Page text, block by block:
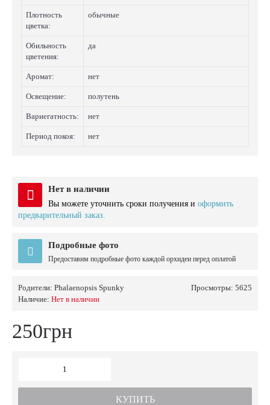
Плотность
цветка:
обычные
Обильность
цветения:
да
Аромат: нет
Освещение: полутень
Вариегатность: нет
Период покоя: нет
Нет в наличии
Вы можете уточнить сроки получения и оформить
предварительный заказ.
Подробные фото
Предоставим подробные фото каждой орхидеи перед оплатой
Просмотры: 5625
Родители: Phalaenopsis Spunky
Наличие: Нет в наличии
250грн
КУПИТЬ